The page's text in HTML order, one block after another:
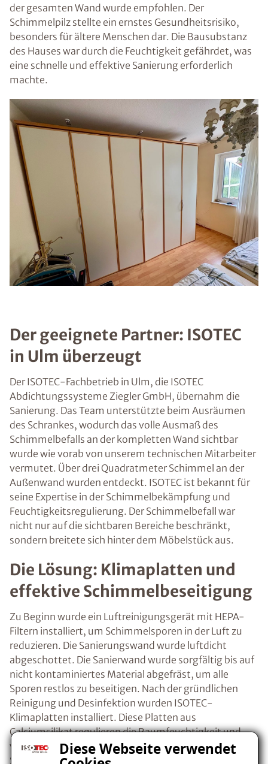
Diese Webseite verwendet
der gesamten Wand wurde empfohlen. Der
Schimmelpilz stellte ein ernstes Gesundheitsrisiko,
besonders für ältere Menschen dar. Die Bausubstanz
des Hauses war durch die Feuchtigkeit gefährdet, was
eine schnelle und effektive Sanierung erforderlich
machte.
Der geeignete Partner: ISOTEC
in Ulm überzeugt
Der ISOTEC-Fachbetrieb in Ulm, die ISOTEC
Abdichtungssysteme Ziegler GmbH, übernahm die
Sanierung. Das Team unterstützte beim Ausräumen
des Schrankes, wodurch das volle Ausmaß des
Schimmelbefalls an der kompletten Wand sichtbar
wurde wie vorab von unserem technischen Mitarbeiter
vermutet. Über drei Quadratmeter Schimmel an der
Außenwand wurden entdeckt. ISOTEC ist bekannt für
seine Expertise in der Schimmelbekämpfung und
Feuchtigkeitsregulierung. Der Schimmelbefall war
nicht nur auf die sichtbaren Bereiche beschränkt,
sondern breitete sich hinter dem Möbelstück aus.
Die Lösung: Klimaplatten und
effektive Schimmelbeseitigung
Zu Beginn wurde ein Luftreinigungsgerät mit HEPA-
Filtern installiert, um Schimmelsporen in der Luft zu
reduzieren. Die Sanierungswand wurde luftdicht
abgeschottet. Die Sanierwand wurde sorgfältig bis auf
nicht kontaminiertes Material abgefräst, um alle
Sporen restlos zu beseitigen. Nach der gründlichen
Reinigung und Desinfektion wurden ISOTEC-
Klimaplatten installiert. Diese Platten aus
Calciumsilikat regulieren die Raumfeuchtigkeit und
verhindern so die Kondensationsfeuchte, die
Schimmel verursacht. Die Platten nehmen